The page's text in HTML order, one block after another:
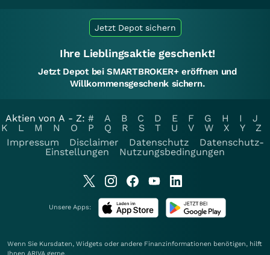
Jetzt Depot sichern
Ihre Lieblingsaktie geschenkt!
Jetzt Depot bei SMARTBROKER+ eröffnen und
Willkommensgeschenk sichern.
Aktien von A - Z: # A B C D E F G H I
J
K
L M N O P Q R S T U V W X Y
Z
Impressum
Disclaimer Datenschutz
Datenschutz-
Einstellungen
Nutzungsbedingungen
Unsere Apps:
Wenn Sie Kursdaten, Widgets oder andere Finanzinformationen benötigen, hilft